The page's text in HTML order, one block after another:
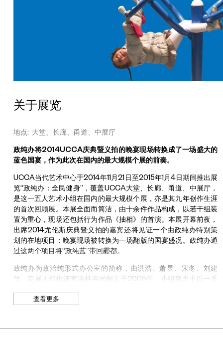
关于展览
地点: 大堂、长廊、甬道、中展厅
政纯办将2014UCCA庆典暨义拍的晚宴现场转换成了一场盛大的
蓝色国宴，作为此次在国内的最大规模个展的前奏。
UCCA当代艺术中心于2014年11月21日至2015年1月4日期间推出展
览“政纯办：全民健身”，覆盖UCCA大堂、长廊、甬道、中展厅，
是这一五人艺术小组在国内的最大规模个展，亦是其九年创作生涯
的首次回顾展。本展全面而简洁，由十余件作品构成，以若干组装
置为重心，现场还包括行为作品《抽相》的首演。本展开幕前夜，
出席2014尤伦斯庆典暨义拍的嘉宾还将见证一个由政纯办特别策
划的在地项目：晚宴现场被转换为一场翻版的国宴盛况。政纯办通
过这两个项目将“政纯蓝”带回霾都。
政纯办为政治纯形式办公室的简称，由洪浩、萧昱、宋冬、刘建
华、策展人和批评家冷林共同创立于2005年。小组致力于以一系
旅行、饮食、阅读和玩乐等集体行为，构成了诠释21世纪中国的政
且留存着‘社会主义好’的记忆，尽管只是童年记忆。基于此，他们
查看更多